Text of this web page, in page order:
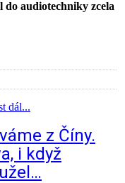
do audiotechniky zcela
dál...
z Číny.
i když